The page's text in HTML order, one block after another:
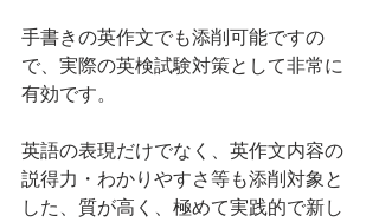
手書きの英作文でも添削可能ですの
で、実際の英検試験対策として非常に
有効です。
英語の表現だけでなく、英作文内容の
説得力・わかりやすさ等も添削対象と
した、質が高く、極めて実践的で新し